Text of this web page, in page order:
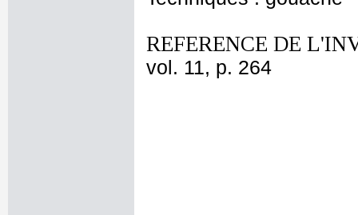
REFERENCE DE
vol. 11, p. 264